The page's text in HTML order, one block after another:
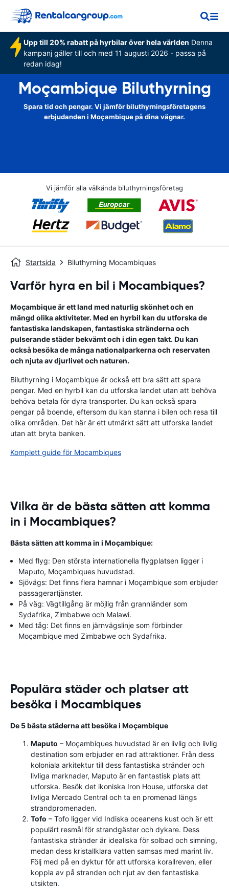
Upp till 20% rabatt på hyrbilar över hela världen Denna
kampanj gäller till och med 11 augusti 2026 - passa på
redan idag!
Moçambique Biluthyrning
Spara tid och pengar. Vi jämför biluthyrningsföretagens
erbjudanden i Moçambique på dina vägnar.
Vi jämför alla välkända biluthyrningsföretag
Startsida Biluthyrning Mocambiques
Varför hyra en bil i Mocambiques?
Moçambique är ett land med naturlig skönhet och en
mängd olika aktiviteter. Med en hyrbil kan du utforska de
fantastiska landskapen, fantastiska stränderna och
pulserande städer bekvämt och i din egen takt. Du kan
också besöka de många nationalparkerna och reservaten
och njuta av djurlivet och naturen.
Biluthyrning i Moçambique är också ett bra sätt att spara
pengar. Med en hyrbil kan du utforska landet utan att behöva
behöva betala för dyra transporter. Du kan också spara
pengar på boende, eftersom du kan stanna i bilen och resa till
olika områden. Det här är ett utmärkt sätt att utforska landet
utan att bryta banken.
Komplett guide för Mocambiques
Vilka är de bästa sätten att komma
in i Mocambiques?
Bästa sätten att komma in i Moçambique:
Med flyg: Den största internationella flygplatsen ligger i
Maputo, Moçambiques huvudstad.
Sjövägs: Det finns flera hamnar i Moçambique som erbjuder
passagerartjänster.
På väg: Vägtillgång är möjlig från grannländer som
Sydafrika, Zimbabwe och Malawi.
Med tåg: Det finns en järnvägslinje som förbinder
Moçambique med Zimbabwe och Sydafrika.
Populära städer och platser att
besöka i Mocambiques
De 5 bästa städerna att besöka i Moçambique
Maputo – Moçambiques huvudstad är en livlig och livlig
destination som erbjuder en rad attraktioner. Från dess
koloniala arkitektur till dess fantastiska stränder och
livliga marknader, Maputo är en fantastisk plats att
utforska. Besök det ikoniska Iron House, utforska det
livliga Mercado Central och ta en promenad längs
strandpromenaden.
Tofo – Tofo ligger vid Indiska oceanens kust och är ett
populärt resmål för strandgäster och dykare. Dess
fantastiska stränder är idealiska för solbad och simning,
medan dess kristallklara vatten samsas med marint liv.
Följ med på en dyktur för att utforska korallreven, eller
koppla av på stranden och njut av den fantastiska
utsikten.